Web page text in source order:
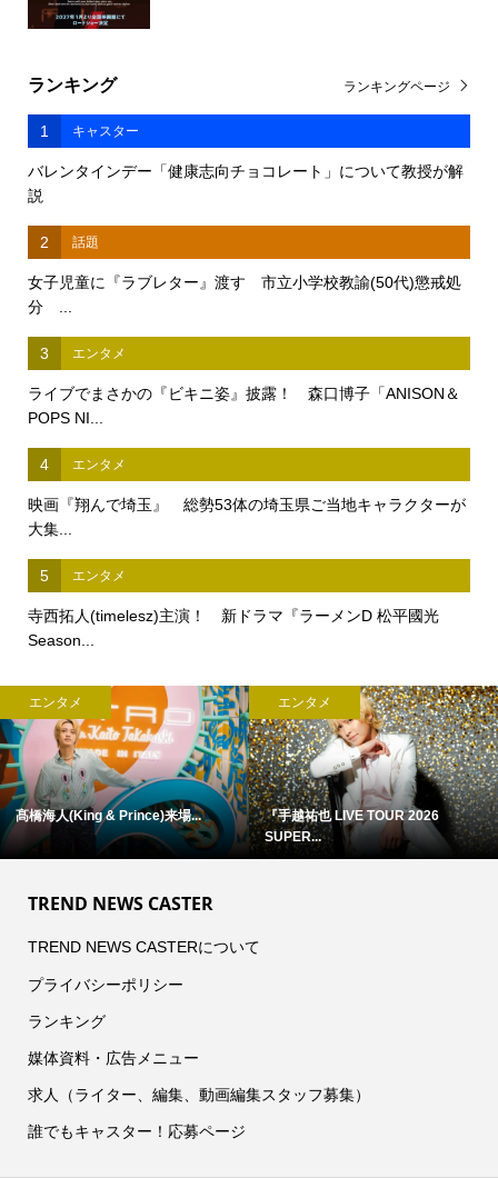
ランキング
1 キャスター
バレンタインデー「健康志向チョコレート」について教授が解
説
2 話題
女子児童に『ラブレター』渡す 市立小学校教諭(50代)懲戒処
分 ...
3 エンタメ
ライブでまさかの『ビキニ姿』披露！ 森口博子「ANISON＆
POPS NI...
4 エンタメ
映画『翔んで埼玉』 総勢53体の埼玉県ご当地キャラクターが
大集...
5 エンタメ
寺西拓人(timelesz)主演！ 新ドラマ『ラーメンD 松平國光
Season...
ランキングページ
タメ
祐也 LIVE TOUR 2026
エンタメ
浜田省吾 『ON THE ROAD 1988』
...
エ
アン
TREND NEWS CASTER
TREND NEWS CASTERについて
プライバシーポリシー
ランキング
媒体資料・広告メニュー
求人（ライター、編集、動画編集スタッフ募集）
誰でもキャスター！応募ページ